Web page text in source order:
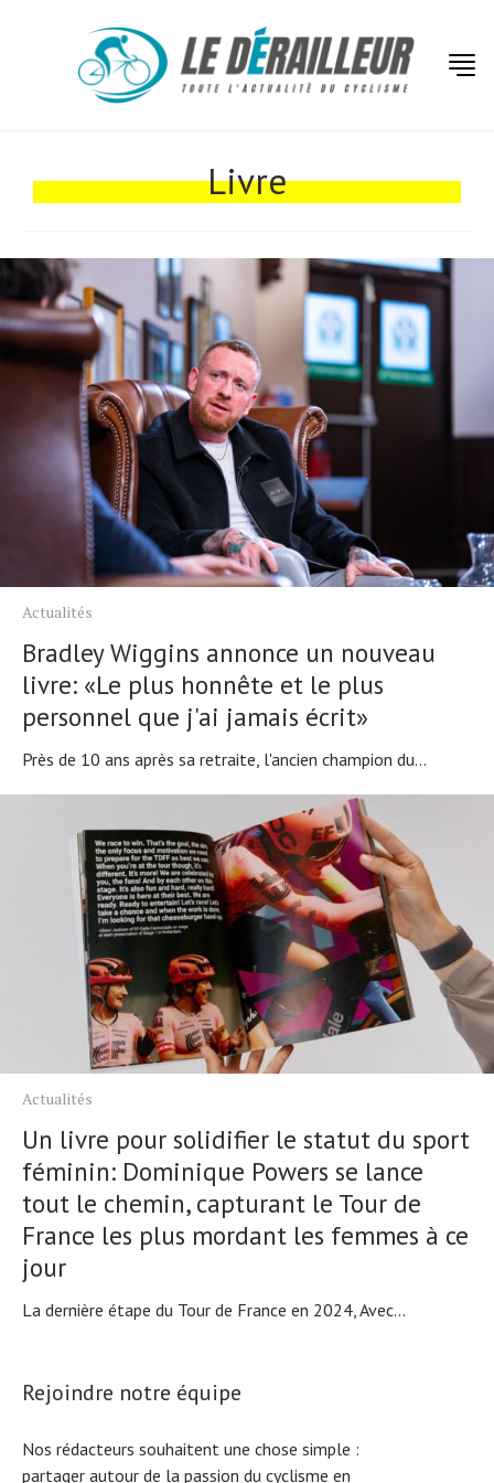
Livre
Actualités
Bradley Wiggins annonce un nouveau
livre: «Le plus honnête et le plus
personnel que j'ai jamais écrit»
Près de 10 ans après sa retraite, l'ancien champion du...
Actualités
Un livre pour solidifier le statut du sport
féminin: Dominique Powers se lance
tout le chemin, capturant le Tour de
France les plus mordant les femmes à ce
jour
La dernière étape du Tour de France en 2024, Avec...
Rejoindre notre équipe
Nos rédacteurs souhaitent une chose simple :
partager autour de la passion du cyclisme en
Tests de produits
Conseils
Tendances
Tous nos articles
À propos